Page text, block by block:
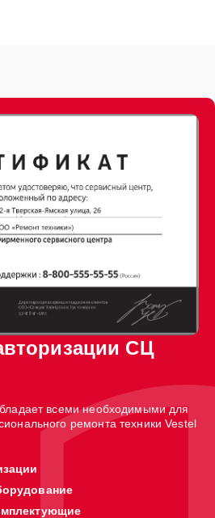
СЦ
всеми необходимыми для
ремонта техники Vestel